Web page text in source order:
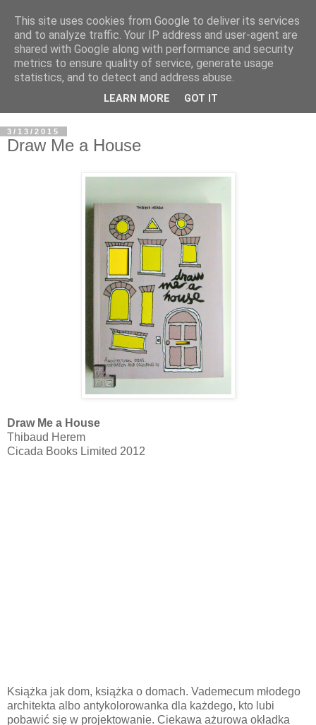
3/13/2015
Draw Me a House
Draw Me a House
Thibaud Herem
Cicada Books Limited 2012
Książka jak dom, książka o domach. Vademecum młodego
architekta albo antykolorowanka dla każdego, kto lubi
pobawić się w projektowanie. Ciekawa ażurowa okładka
This site uses cookies from Google to deliver its services
and to analyze traffic. Your IP address and user-agent are
shared with Google along with performance and security
metrics to ensure quality of service, generate usage
statistics, and to detect and address abuse.
LEARN MORE GOT IT